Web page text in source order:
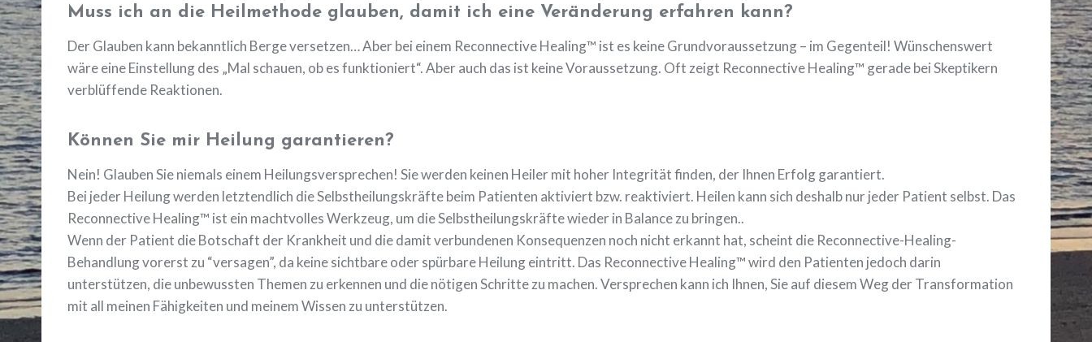
Muss ich an die Heilmethode glauben, damit ich eine Veränderung erfahren kann?
Der Glauben kann bekanntlich Berge versetzen… Aber bei einem Reconnective Healing™ ist es keine Grundvoraussetzung – im Gegenteil! Wünschenswert
wäre eine Einstellung des „Mal schauen, ob es funktioniert“. Aber auch das ist keine Voraussetzung. Oft zeigt Reconnective Healing™ gerade bei Skeptikern
verblüffende Reaktionen.
Können Sie mir Heilung garantieren?
Nein! Glauben Sie niemals einem Heilungsversprechen! Sie werden keinen Heiler mit hoher Integrität finden, der Ihnen Erfolg garantiert.
Bei jeder Heilung werden letztendlich die Selbstheilungskräfte beim Patienten aktiviert bzw. reaktiviert. Heilen kann sich deshalb nur jeder Patient selbst. Das
Reconnective Healing™ ist ein machtvolles Werkzeug, um die Selbstheilungskräfte wieder in Balance zu bringen..
Wenn der Patient die Botschaft der Krankheit und die damit verbundenen Konsequenzen noch nicht erkannt hat, scheint die Reconnective-Healing-
Behandlung vorerst zu “versagen”, da keine sichtbare oder spürbare Heilung eintritt. Das Reconnective Healing™ wird den Patienten jedoch darin
unterstützen, die unbewussten Themen zu erkennen und die nötigen Schritte zu machen. Versprechen kann ich Ihnen, Sie auf diesem Weg der Transformation
mit all meinen Fähigkeiten und meinem Wissen zu unterstützen.